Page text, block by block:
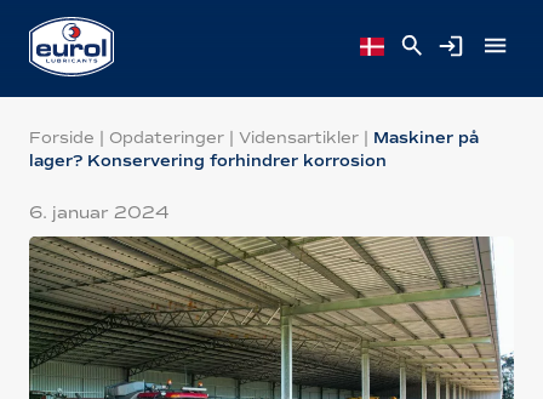
Forside | Opdateringer | Vidensartikler | Maskiner på
lager? Konservering forhindrer korrosion
6. januar 2024